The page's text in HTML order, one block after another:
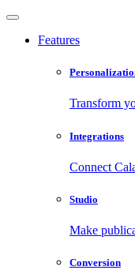
Features
Transform
Integrations
Connect
Studio
Make
Conversion